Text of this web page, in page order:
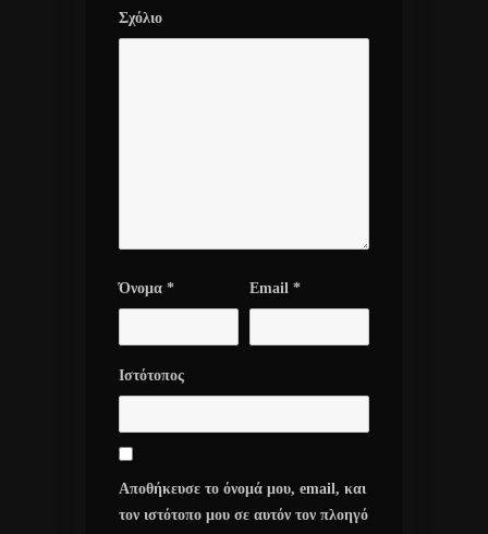
Σχόλιο
Όνομα * Email *
Ιστότοπος
Αποθήκευσε το όνομά μου, email, και
τον ιστότοπο μου σε αυτόν τον πλοηγό